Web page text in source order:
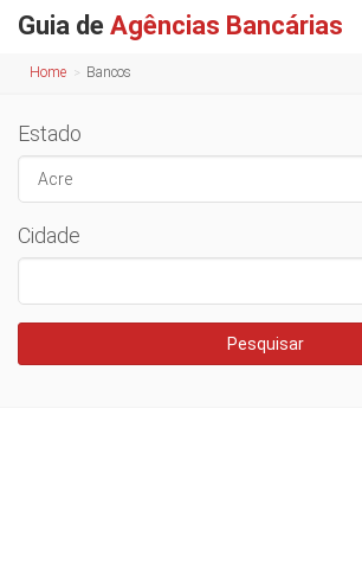
Guia de Agências Bancárias
Home Bancos
Estado
Cidade
Pesquisar